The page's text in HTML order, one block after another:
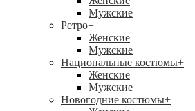
Мужские
Ретро+
Женские
Мужские
Национальные костюмы+
Женские
Мужские
Новогодние костюмы+